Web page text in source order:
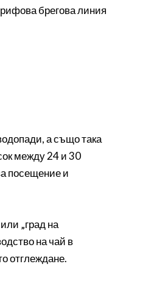
брегова линия
а също така
между 24 и 30
посещение и
„град на
на чай в
отглеждане.